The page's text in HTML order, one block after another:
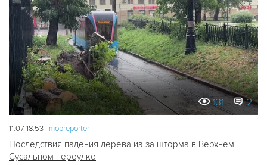
131 2
11.07 18:53 | mobreporter
Последствия падения дерева из-за шторма в Верхнем
Сусальном переулке